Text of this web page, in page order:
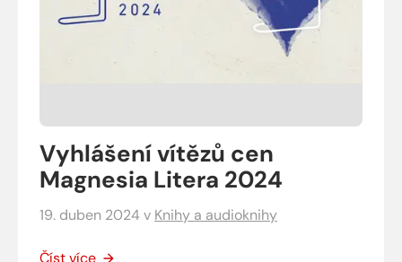
Vyhlášení vítězů cen
Magnesia Litera 2024
19. duben 2024 v Knihy a audioknihy
Číst více